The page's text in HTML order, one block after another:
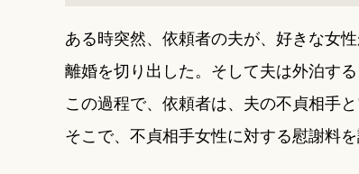
ある時突然、依頼者の夫が、好きな女
離婚を切り出した。そして夫は外泊す
この過程で、依頼者は、夫の不貞相手
そこで、不貞相手女性に対する慰謝料